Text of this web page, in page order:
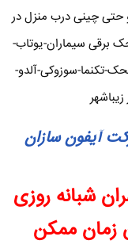
و حتی چینی درب منزل در
برقی سیماران-یوتاب-
تکنما-سوزوکی-آلدو-
آیفون سازان
شبانه روزی
زمان ممکن